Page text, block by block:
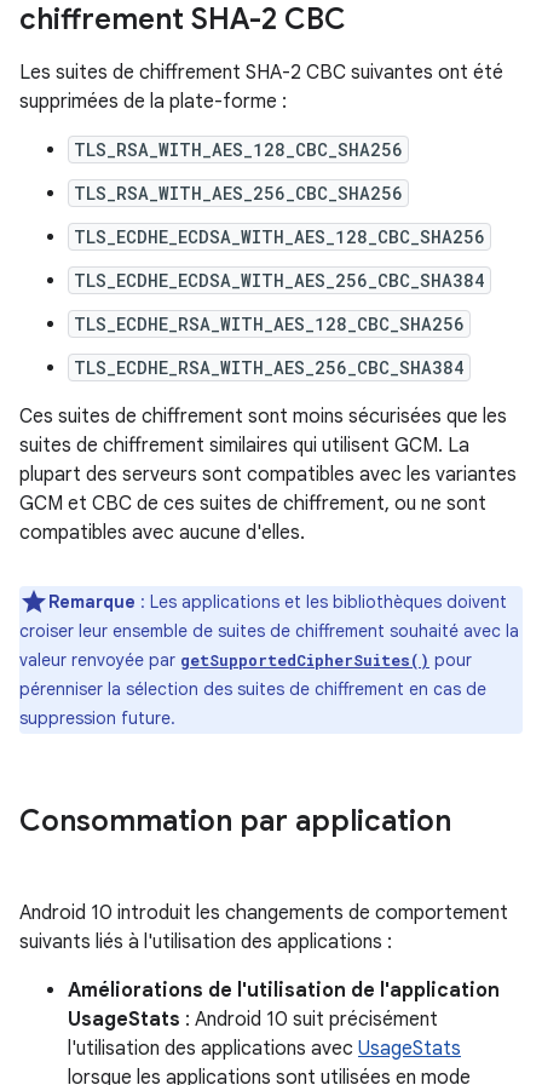
chiffrement SHA-2 CBC
Les suites de chiffrement SHA-2 CBC suivantes ont été
supprimées de la plate-forme :
TLS_RSA_WITH_AES_128_CBC_SHA256
TLS_RSA_WITH_AES_256_CBC_SHA256
TLS_ECDHE_ECDSA_WITH_AES_128_CBC_SHA256
TLS_ECDHE_ECDSA_WITH_AES_256_CBC_SHA384
TLS_ECDHE_RSA_WITH_AES_128_CBC_SHA256
TLS_ECDHE_RSA_WITH_AES_256_CBC_SHA384
Ces suites de chiffrement sont moins sécurisées que les
suites de chiffrement similaires qui utilisent GCM. La
plupart des serveurs sont compatibles avec les variantes
GCM et CBC de ces suites de chiffrement, ou ne sont
compatibles avec aucune d'elles.
Remarque : Les applications et les bibliothèques doivent
croiser leur ensemble de suites de chiffrement souhaité avec la
valeur renvoyée par getSupportedCipherSuites() pour
pérenniser la sélection des suites de chiffrement en cas de
suppression future.
Consommation par application
Android 10 introduit les changements de comportement
suivants liés à l'utilisation des applications :
Améliorations de l'utilisation de l'application
UsageStats : Android 10 suit précisément
l'utilisation des applications avec UsageStats
lorsque les applications sont utilisées en mode